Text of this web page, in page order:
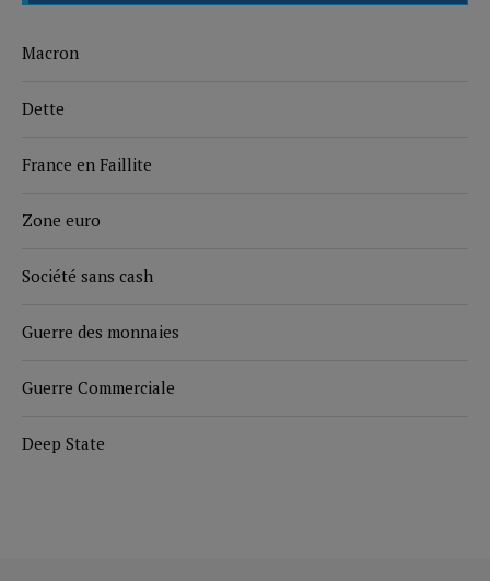
Macron
Dette
France en Faillite
Zone euro
Société sans cash
Guerre des monnaies
Guerre Commerciale
Deep State